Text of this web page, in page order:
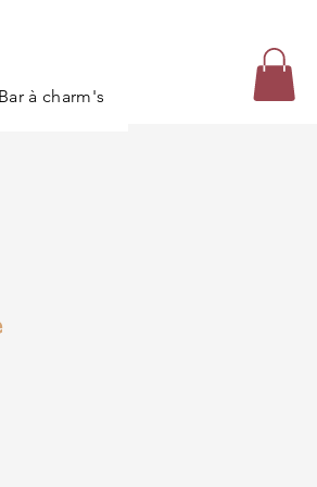
Bar à charm's Carte bijoux